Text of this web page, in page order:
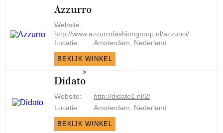
Azzurro
Website:
http://www.azzurrofashiongroup.nl/azzurro/
Locatie:
Amsterdam, Nederland
BEKIJK WINKEL
>
Didato
Website:
http://didato1.nl/2/
Locatie:
Amsterdam, Nederland
BEKIJK WINKEL